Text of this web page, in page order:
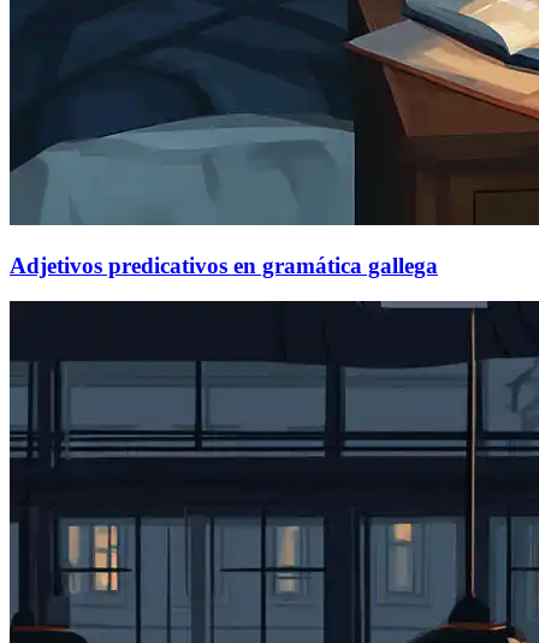
Adjetivos predicativos en gramática gallega